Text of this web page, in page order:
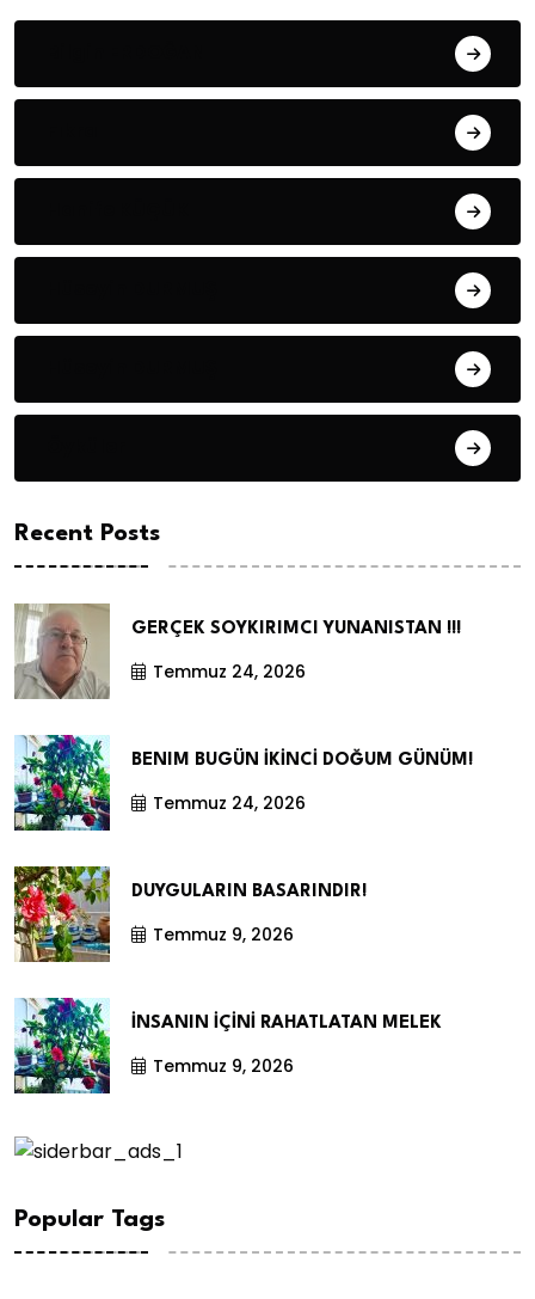
Recent Posts
GERÇEK SOYKIRIMCI YUNANISTAN !!!
Temmuz 24, 2026
BENIM BUGÜN İKİNCİ DOĞUM GÜNÜM!
Temmuz 24, 2026
DUYGULARIN BASARINDIR!
Temmuz 9, 2026
İNSANIN İÇİNİ RAHATLATAN MELEK
Temmuz 9, 2026
Popular Tags